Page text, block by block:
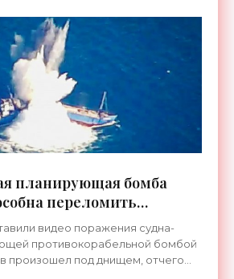
планирующая бомба
переломить
пополам -
видео поражения судна-
противокорабельной бомбой
произошел под днищем, отчего